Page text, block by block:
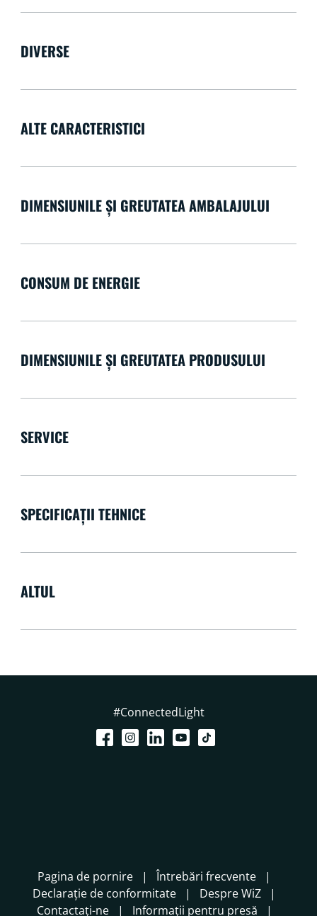
DIVERSE
ALTE CARACTERISTICI
DIMENSIUNILE ȘI GREUTATEA AMBALAJULUI
CONSUM DE ENERGIE
DIMENSIUNILE ȘI GREUTATEA PRODUSULUI
SERVICE
SPECIFICAȚII TEHNICE
ALTUL
#ConnectedLight
Pagina de pornire
Întrebări frecvente
Declarație de conformitate
Despre WiZ
Contactați-ne
Informații pentru presă